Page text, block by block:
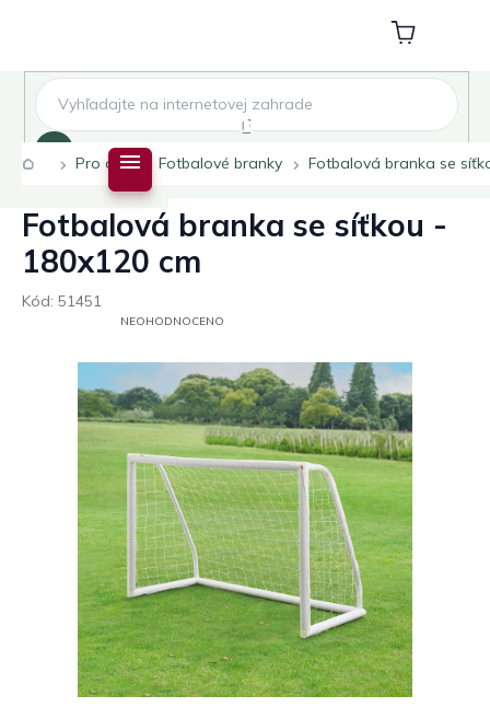
Nákupní
košík
DomůPro děti Fotbalové branky Fotbalová branka se
Fotbalová branka se síťkou -
180x120 cm
Kód: 51451
PRŮMĚRNÉ
HVĚZDIČEK.
NEOHODNOCENO